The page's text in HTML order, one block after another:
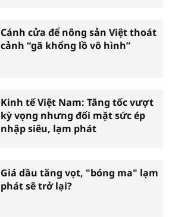
Cánh cửa để nông sản Việt thoát
cảnh “gã khổng lồ vô hình”
Kinh tế Việt Nam: Tăng tốc vượt
kỳ vọng nhưng đối mặt sức ép
nhập siêu, lạm phát
Giá dầu tăng vọt, "bóng ma" lạm
phát sẽ trở lại?